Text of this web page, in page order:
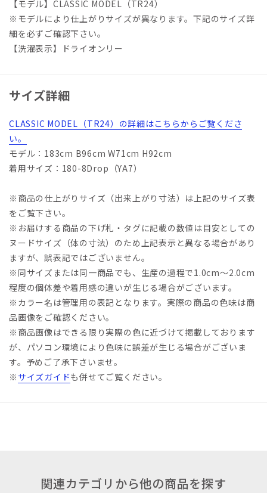
【モデル】CLASSIC MODEL（TR24）
※モデルにより仕上がりサイズが異なります。下記のサイズ詳
細を必ずご確認下さい。
【洗濯表示】ドライオンリー
サイズ詳細
CLASSIC MODEL（TR24）の詳細はこちらからご覧くださ
い。
モデル：183cm B96cm W71cm H92cm
着用サイズ：180-8Drop（YA7）
※商品の仕上がりサイズ（出来上がり寸法）は上記のサイズ表
をご覧下さい。
※お届けする商品の下げ札・タグに記載の数値は目安としての
ヌードサイズ（体の寸法）のため上記表示と異なる場合があり
ますが、誤表記ではございません。
※同サイズまたは同一商品でも、生産の過程で1.0cm～2.0cm
程度の個体差や着用感の違いが生じる場合がございます。
※カラー名は管理用の表記となります。実際の商品の色味は商
品画像をご確認ください。
※商品画像はできる限り実際の色に近づけて掲載しております
が、パソコン環境により色味に誤差が生じる場合がございま
す。予めご了承下さいませ。
※ サイズガイドも併せてご覧ください。
関連カテゴリから他の商品を探す